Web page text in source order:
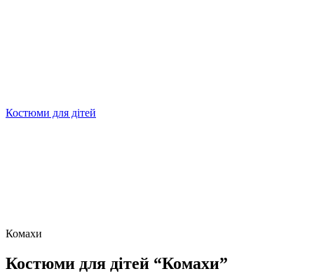
Костюми для дітей
Комахи
Костюми для дітей “Комахи”